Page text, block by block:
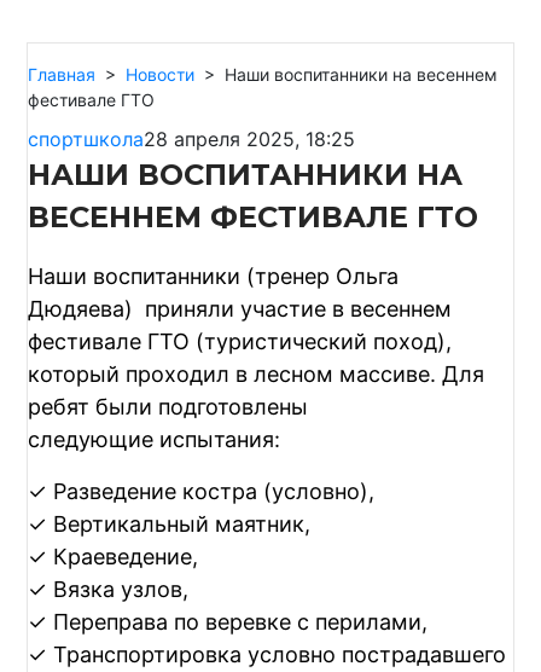
Главная > Новости > Наши воспитанники на весеннем
фестивале ГТО
спортшкола28 апреля 2025, 18:25
НАШИ ВОСПИТАННИКИ НА
ВЕСЕННЕМ ФЕСТИВАЛЕ ГТО
Наши воспитанники (тренер Ольга
Дюдяева) приняли участие в весеннем
фестивале ГТО (туристический поход),
который проходил в лесном массиве. Для
ребят были подготовлены
следующие испытания:
✓ Разведение костра (условно),
✓ Вертикальный маятник,
✓ Краеведение,
✓ Вязка узлов,
✓ Переправа по веревке с перилами,
✓ Транспортировка условно пострадавшего